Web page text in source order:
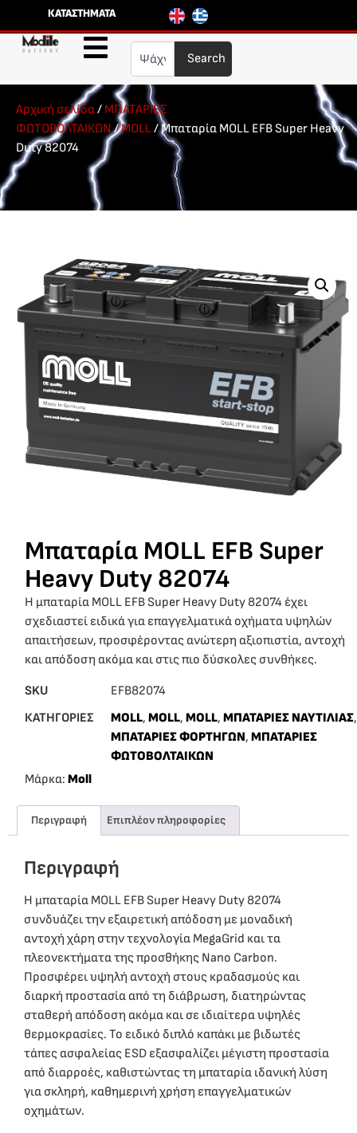
ΚΑΤΑΣΤΗΜΑΤΑ
Search
Αρχική σελίδα/ ΜΠΑΤΑΡΙΕΣ
ΦΩΤΟΒΟΛΤΑΙΚΩΝ/MOLL/ Μπαταρία MOLL EFB Super Heavy
Duty 82074
Μπαταρία MOLL EFB Super
Heavy Duty 82074
Η μπαταρία MOLL EFB Super Heavy Duty 82074 έχει
σχεδιαστεί ειδικά για επαγγελματικά οχήματα υψηλών
απαιτήσεων, προσφέροντας ανώτερη αξιοπιστία, αντοχή
και απόδοση ακόμα και στις πιο δύσκολες συνθήκες.
SKU
EFB82074
ΚΑΤΗΓΟΡΙΕΣ
MOLL, MOLL, MOLL, ΜΠΑΤΑΡΙΕΣ ΝΑΥΤΙΛΙΑΣ,
ΜΠΑΤΑΡΙΕΣ ΦΟΡΤΗΓΩΝ, ΜΠΑΤΑΡΙΕΣ
ΦΩΤΟΒΟΛΤΑΙΚΩΝ
Μάρκα: Moll
Περιγραφή Επιπλέον πληροφορίες
Περιγραφή
Η μπαταρία MOLL EFB Super Heavy Duty 82074
συνδυάζει την εξαιρετική απόδοση με μοναδική
αντοχή χάρη στην τεχνολογία MegaGrid και τα
πλεονεκτήματα της προσθήκης Nano Carbon.
Προσφέρει υψηλή αντοχή στους κραδασμούς και
διαρκή προστασία από τη διάβρωση, διατηρώντας
σταθερή απόδοση ακόμα και σε ιδιαίτερα υψηλές
θερμοκρασίες. Το ειδικό διπλό καπάκι με βιδωτές
τάπες ασφαλείας ESD εξασφαλίζει μέγιστη προστασία
από διαρροές, καθιστώντας τη μπαταρία ιδανική λύση
για σκληρή, καθημερινή χρήση επαγγελματικών
οχημάτων.